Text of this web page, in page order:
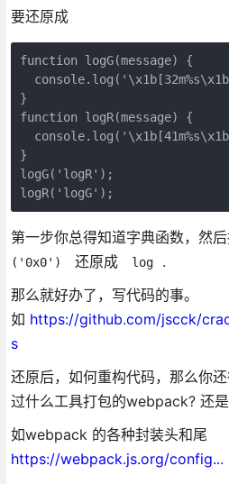
要还原成
function logG(message) {
}
function logR(message) {
}
logG('logR');
第一步你总得知道字典函数，然
('0x0')
还原成 log
.
那么就好办了，写代码的事。
如 https://github.com/jscck/
s
还原后，如何重构代码，那么你
过什么工具打包的webpack? 还是
如webpack 的各种封装头和尾
https://webpack.js.org/config...